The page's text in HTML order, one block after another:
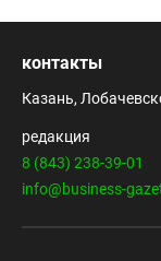
контакты
Казань,
редакция
8 (843) 238-39-01
info@business-